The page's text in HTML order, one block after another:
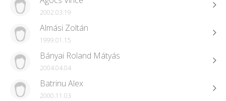
2002.03.19
Almási Zoltán
1999.01.15
Bányai Roland Mátyás
2004.04.04
Batrinu Alex
2000.11.03